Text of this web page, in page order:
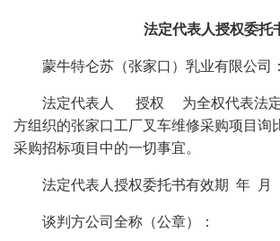
法定代表人授权委托
蒙牛特仑苏（张家口）乳业有限公司：
法定代表人 授权 为全权代表法定
方组织的张家口工厂叉车维修采购项目询
采购招标项目中的一切事宜。
法定代表人授权委托书有效期 年 月
谈判方公司全称（公章）：